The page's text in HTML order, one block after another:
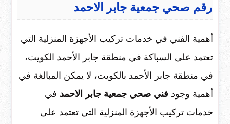
رقم صحي جمعية جابر الاحمد
أهمية الفني في خدمات تركيب الأجهزة المنزلية التي
تعتمد على السباكة في منطقة جابر الأحمد الكويت،
في منطقة جابر الأحمد بالكويت، لا يمكن المبالغة في
أهمية وجود فني صحي جمعية جابر الاحمد في
خدمات تركيب الأجهزة المنزلية التي تعتمد على